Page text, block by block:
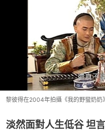
黎彼得在2004年拍攝《我的野蠻奶奶
淡然面對人生低谷 坦